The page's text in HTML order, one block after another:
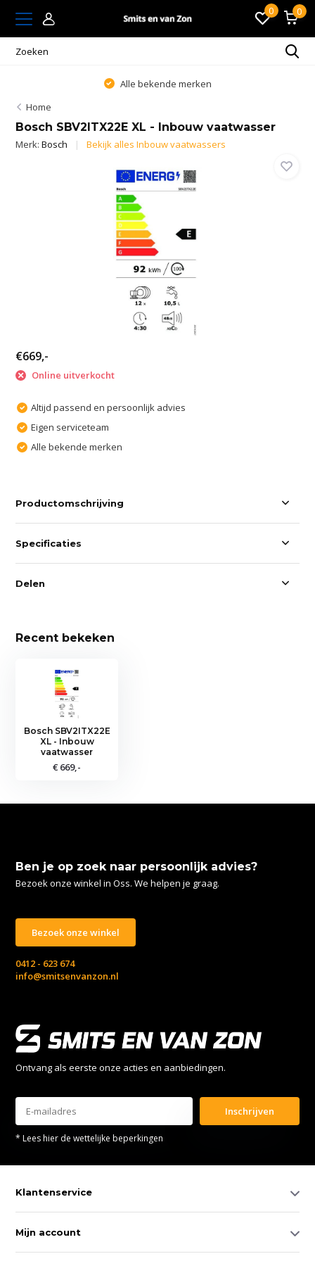
0 0
Alle bekende merken
Home
Bosch SBV2ITX22E XL - Inbouw vaatwasser
Merk:Bosch Bekijk alles Inbouw vaatwassers
€669,-
Online uitverkocht
Altijd passend en persoonlijk advies
Eigen serviceteam
Alle bekende merken
Productomschrijving
Specificaties
Delen
Recent bekeken
Bosch SBV2ITX22E
XL - Inbouw
vaatwasser
€ 669,-
Ben je op zoek naar persoonlijk advies?
Bezoek onze winkel in Oss. We helpen je graag.
Bezoek onze winkel
0412 - 623 674
info@smitsenvanzon.nl
Ontvang als eerste onze acties en aanbiedingen.
Inschrijven
* Lees hier de wettelijke beperkingen
Klantenservice
Mijn account